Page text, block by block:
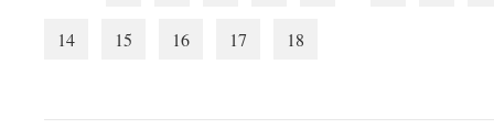
14 15 16 17 18